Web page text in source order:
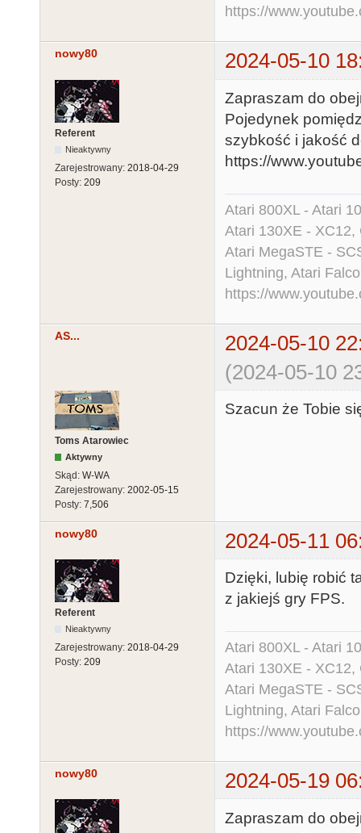
https://
nowy80 2024-05-10
Referent
Nieaktywny
Zarejestrowany: 2018-04-29
Posty: 209
Zapraszam do
Pojedynek
szybkość i jakość
https://
Atari 800XL - Atari
Atari 130XE - XC12,
Atari MegaSTE -
Lightning, Atari
https://
AS...
2024-05-10
(2024-05-10
Toms Atarowiec
Aktywny
Skąd: W-WA
Zarejestrowany: 2002-05-15
Posty: 7,506
Szacun że Tobie
nowy80 2024-05-11
Referent
Nieaktywny
Zarejestrowany: 2018-04-29
Posty: 209
Dzięki, lubię robić
z jakiejś gry FPS.
Atari 800XL - Atari
Atari 130XE - XC12,
Atari MegaSTE -
Lightning, Atari
https://
nowy80 2024-05-19
Zapraszam do